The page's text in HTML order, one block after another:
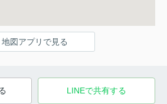
地図アプリで見る
LINEで共有する